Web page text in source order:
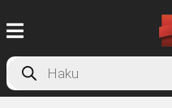
Products
search